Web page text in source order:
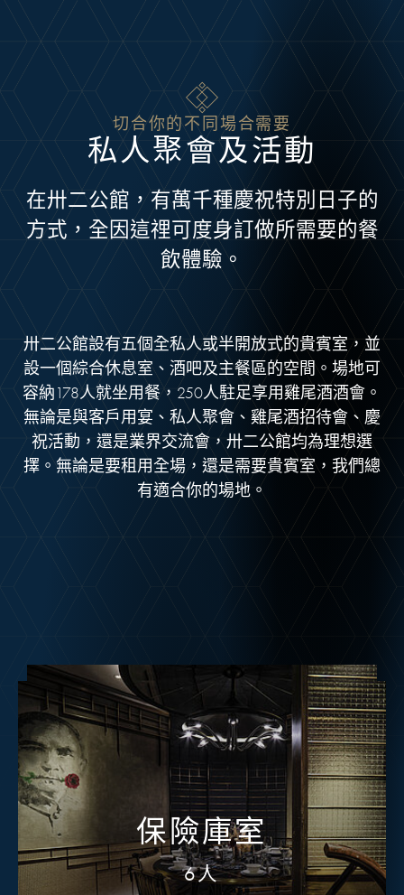
Skip to main content
切合你的不同場合需要
私人聚會及活動
在卅二公館，有萬千種慶祝特別日子的
方式，全因這𥚃可度身訂做所需要的餐
飲體驗。
卅二公館設有五個全私人或半開放式的貴賓室，並
設一個綜合休息室、酒吧及主餐區的空間。場地可
容納178人就坐用餐，250人駐足享用雞尾酒酒會。
無論是與客戶用宴、私人聚會、雞尾酒招待會、慶
祝活動，還是業界交流會，卅二公館均為理想選
擇。無論是要租用全場，還是需要貴賓室，我們總
有適合你的場地。
保險庫室
6人